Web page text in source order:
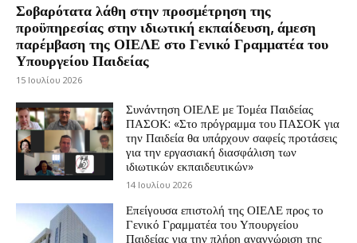
Σοβαρότατα λάθη στην προσμέτρηση της
προϋπηρεσίας στην ιδιωτική εκπαίδευση, άμεση
παρέμβαση της ΟΙΕΛΕ στο Γενικό Γραμματέα του
Υπουργείου Παιδείας
15 Ιουλίου 2026
Συνάντηση ΟΙΕΛΕ με Τομέα Παιδείας
ΠΑΣΟΚ: «Στο πρόγραμμα του ΠΑΣΟΚ για
την Παιδεία θα υπάρχουν σαφείς προτάσεις
για την εργασιακή διασφάλιση των
ιδιωτικών εκπαιδευτικών»
14 Ιουλίου 2026
Επείγουσα επιστολή της ΟΙΕΛΕ προς το
Γενικό Γραμματέα του Υπουργείου
Παιδείας για την πλήρη αναγνώριση της